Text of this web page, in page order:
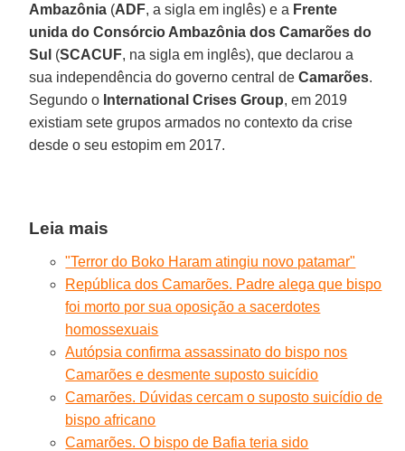
Ambazônia (ADF, a sigla em inglês) e a Frente
unida do Consórcio Ambazônia dos Camarões do
Sul (SCACUF, na sigla em inglês), que declarou a
sua independência do governo central deCamarões.
Segundo o International Crises Group, em 2019
existiam sete grupos armados no contexto da crise
desde o seu estopim em 2017.
Leia mais
"Terror do Boko Haram atingiu novo patamar"
República dos Camarões. Padre alega que bispo
foi morto por sua oposição a sacerdotes
homossexuais
Autópsia confirma assassinato do bispo nos
Camarões e desmente suposto suicídio
Camarões. Dúvidas cercam o suposto suicídio de
bispo africano
Camarões. O bispo de Bafia teria sido